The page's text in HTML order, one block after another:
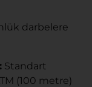
darbelere
Standart
(100 metre)